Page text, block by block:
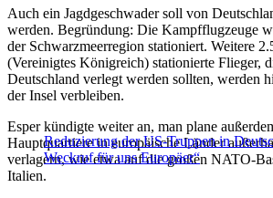
Auch ein Jagdgeschwader soll von
werden. Begründung: Die Kampfflugzeuge
der Schwarzmeerregion stationiert. Weitere
(Vereinigtes Königreich) stationierte Flieger,
Deutschland verlegt werden sollten, werden
der Insel verbleiben.
Reduzierung der US-Truppen in
Weckruf für uns Europäer“
Esper kündigte weiter an, man plane
Hauptquartiere in europäische Länder
verlagern, wie etwa auf die großen NATO-
Italien.